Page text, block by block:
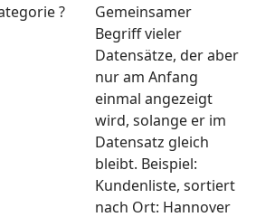
?
Gemeinsamer
Begriff vieler
Datensätze, der aber
nur am Anfang
einmal angezeigt
wird, solange er im
Datensatz gleich
bleibt. Beispiel:
Kundenliste, sortiert
nach Ort: Hannover